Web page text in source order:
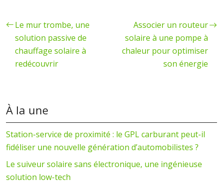
Le mur trombe, une
solution passive de
chauffage solaire à
redécouvrir
Associer un routeur
solaire à une pompe à
chaleur pour optimiser
son énergie
À la une
Station-service de proximité : le GPL carburant peut-il
fidéliser une nouvelle génération d’automobilistes ?
Le suiveur solaire sans électronique, une ingénieuse
solution low-tech